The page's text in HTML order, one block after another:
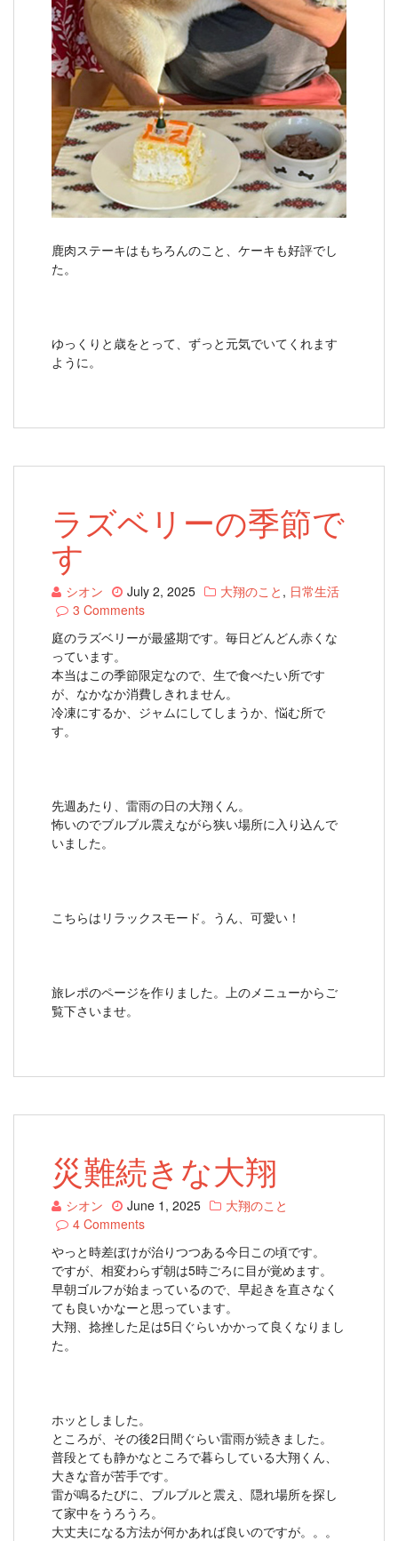
鹿肉ステーキはもちろんのこと、ケーキも好評でし
た。
ゆっくりと歳をとって、ずっと元気でいてくれます
ように。
ラズベリーの季節で
す
シオン July 2, 2025 大翔のこと , 日常生活
3 Comments
庭のラズベリーが最盛期です。毎日どんどん赤くな
っています。
本当はこの季節限定なので、生で食べたい所です
が、なかなか消費しきれません。
冷凍にするか、ジャムにしてしまうか、悩む所で
す。
先週あたり、雷雨の日の大翔くん。
怖いのでブルブル震えながら狭い場所に入り込んで
いました。
こちらはリラックスモード。うん、可愛い！
旅レポのページを作りました。上のメニューからご
覧下さいませ。
災難続きな大翔
シオン June 1, 2025
大翔のこと
4 Comments
やっと時差ぼけが治りつつある今日この頃です。
ですが、相変わらず朝は5時ごろに目が覚めます。
早朝ゴルフが始まっているので、早起きを直さなく
ても良いかなーと思っています。
大翔、捻挫した足は5日ぐらいかかって良くなりまし
た。
ホッとしました。
ところが、その後2日間ぐらい雷雨が続きました。
普段とても静かなところで暮らしている大翔くん、
大きな音が苦手です。
雷が鳴るたびに、ブルブルと震え、隠れ場所を探し
て家中をうろうろ。
大丈夫になる方法が何かあれば良いのですが。。。